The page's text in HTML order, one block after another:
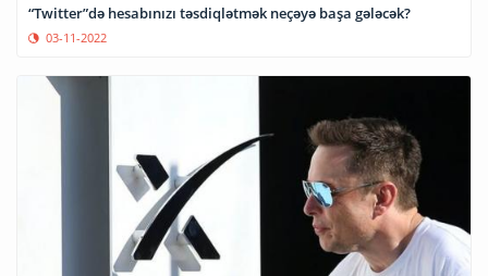
“Twitter”də hesabınızı təsdiqlətmək neçəyə başa gələcək?
03-11-2022